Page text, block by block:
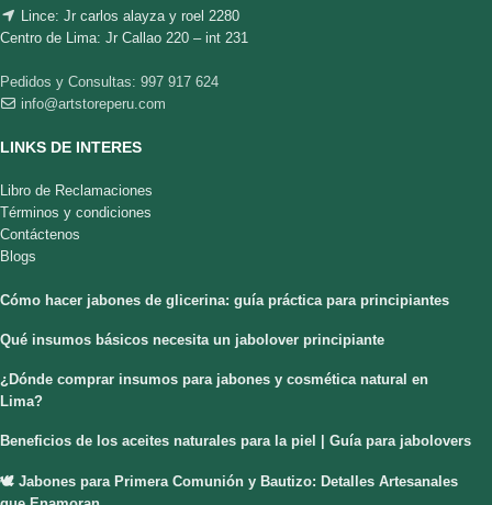
Lince: Jr carlos alayza y roel 2280
Centro de Lima: Jr Callao 220 – int 231
Pedidos y Consultas: 997 917 624
info@artstoreperu.com
LINKS DE INTERES
Libro de Reclamaciones
Términos y condiciones
Contáctenos
Blogs
Cómo hacer jabones de glicerina: guía práctica para principiantes
Qué insumos básicos necesita un jabolover principiante
¿Dónde comprar insumos para jabones y cosmética natural en
Lima?
Beneficios de los aceites naturales para la piel | Guía para jabolovers
🕊️ Jabones para Primera Comunión y Bautizo: Detalles Artesanales